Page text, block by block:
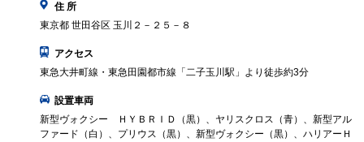
住 所
東京都 世田谷区 玉川２－２５－８
アクセス
東急大井町線・東急田園都市線「二子玉川駅」より徒歩約3分
設置車両
新型ヴォクシー ＨＹＢＲＩＤ（黒）、ヤリスクロス（青）、新型アル
ファード（白）、プリウス（黒）、新型ヴォクシー（黒）、ハリアーＨ